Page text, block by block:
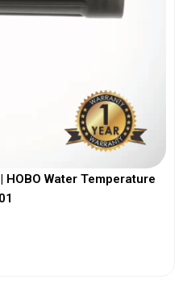
Water Temperature